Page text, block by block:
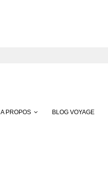
A PROPOS BLOG VOYAGE